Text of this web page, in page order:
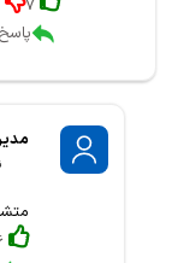
7
پاسخ